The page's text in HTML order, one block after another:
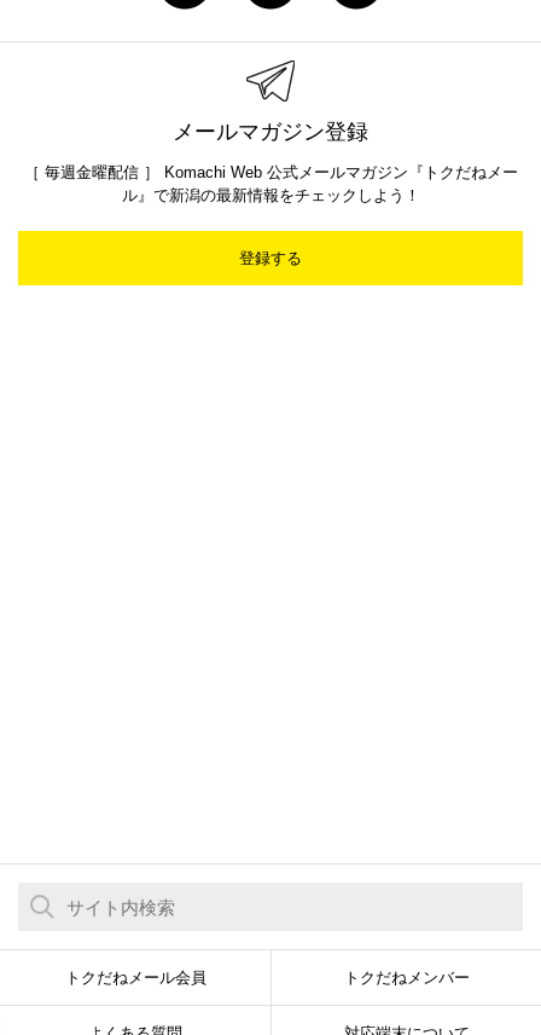
メールマガジン登録
［ 毎週金曜配信 ］ Komachi Web 公式メールマガジン『トクだねメー
ル』で新潟の最新情報をチェックしよう！
登録する
トクだねメール会員 トクだねメンバー